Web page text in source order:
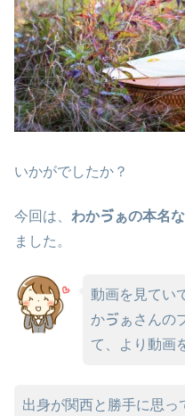
いかがでしたか？
今回は、 わかゔぁの本名
ました。
動画を見てい
かゔぁさんの
て、より動画
出身が関西と勝手に思っ